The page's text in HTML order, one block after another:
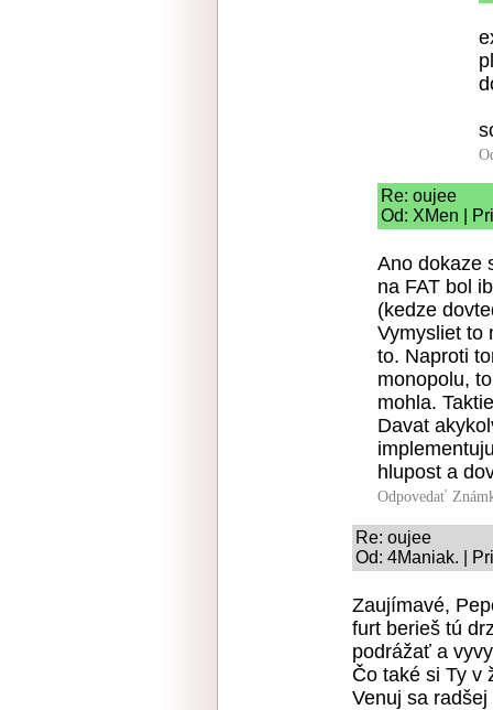
Re: oujee
Od: XMen |
Ano dokaze
na FAT bol
(kedze
Vymysliet to
to. Naproti
monopolu,
mohla.
Davat
hlupost a
Odpovedať
Re: oujee
Od: 4Maniak. |
Zaujímavé,
furt berieš tú
podrážať a
Čo také si Ty v
Venuj sa